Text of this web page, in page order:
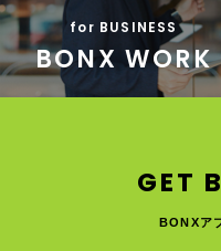
for BUSINESS
BONX WORK
GET
BONXア